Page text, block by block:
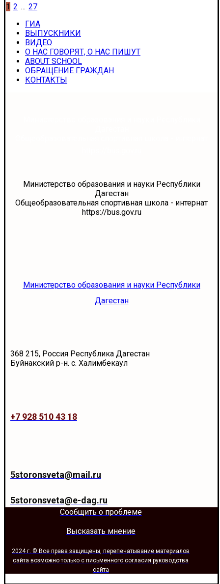
Пагинация
записей
1 2 … 27
ГИА
ВЫПУСКНИКИ
ВИДЕО
О НАС ГОВОРЯТ, О НАС ПИШУТ
ABOUT SCHOOL
ОБРАЩЕНИЕ ГРАЖДАН
КОНТАКТЫ
Министерство образования и науки Республики
Дагестан
Общеобразовательная спортивная школа - интернат
https://bus.gov.ru
Министерство образования и науки Республики
Дагестан
368 215, Россия Республика Дагестан
Буйнакский р-н. с. Халимбекаул
+7 928 510 43 18
5storonsveta@mail.ru
5storonsveta@e-dag.ru
Сообщить о проблеме
Высказать мнение
2024 г. © Все права защищены, перепечатывание материалов
сайта возможно только с письменного согласия руководства
сайта